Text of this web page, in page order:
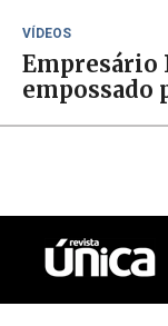
VÍDEOS
Empresário
empossado